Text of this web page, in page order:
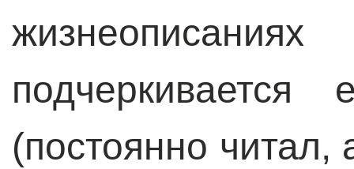
подчеркивается
(постоянно читал,